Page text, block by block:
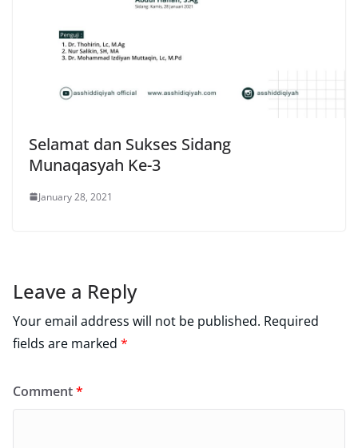
Selamat dan Sukses Sidang
Munaqasyah Ke-3
January 28, 2021
Leave a Reply
Your email address will not be published. Required
fields are marked *
Comment*